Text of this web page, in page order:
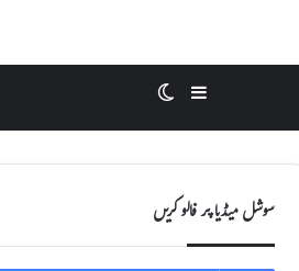
Sidebar
سوشل میڈیا پر فالو کریں